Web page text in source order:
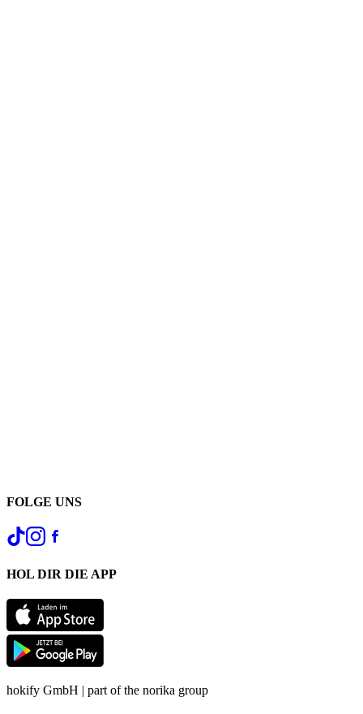
FOLGE UNS
HOL DIR DIE APP
hokify GmbH | part of the norika group